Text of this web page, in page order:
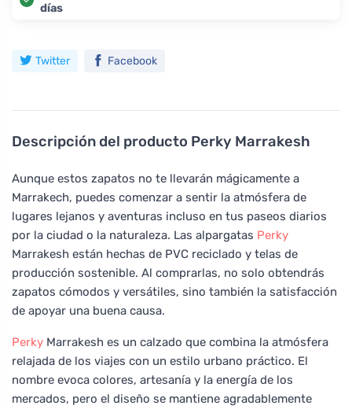
Descripción del producto Perky Marrakesh
Aunque estos zapatos no te llevarán mágicamente a
Marrakech, puedes comenzar a sentir la atmósfera de
lugares lejanos y aventuras incluso en tus paseos diarios
por la ciudad o la naturaleza. Las alpargatas Perky
Marrakesh están hechas de PVC reciclado y telas de
producción sostenible. Al comprarlas, no solo obtendrás
zapatos cómodos y versátiles, sino también la satisfacción
de apoyar una buena causa.
Perky Marrakesh es un calzado que combina la atmósfera
relajada de los viajes con un estilo urbano práctico. El
nombre evoca colores, artesanía y la energía de los
mercados, pero el diseño se mantiene agradablemente
días
Twitter Facebook